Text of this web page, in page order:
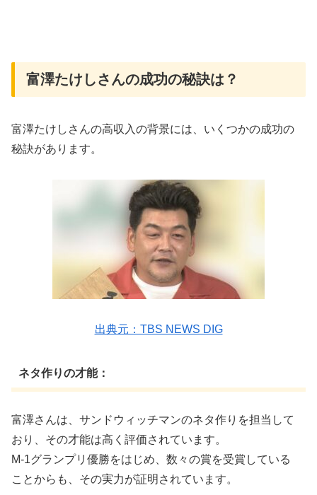
富澤たけしさんの成功の秘訣は？
富澤たけしさんの高収入の背景には、いくつかの成功の
秘訣があります。
出典元：TBS NEWS DIG
ネタ作りの才能：
富澤さんは、サンドウィッチマンのネタ作りを担当して
おり、その才能は高く評価されています。
M-1グランプリ優勝をはじめ、数々の賞を受賞している
ことからも、その実力が証明されています。